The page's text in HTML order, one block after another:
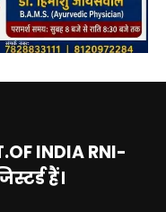
INDIA RNI-
हैं।